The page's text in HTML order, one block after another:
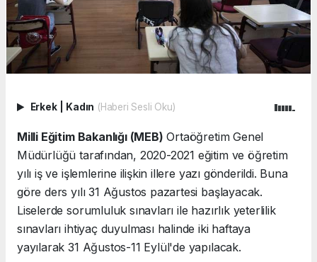
Erkek Kadın (Haberi Sesli Oku)
Milli Eğitim Bakanlığı (MEB) Ortaöğretim Genel
Müdürlüğü tarafından, 2020-2021 eğitim ve öğretim
yılı iş ve işlemlerine ilişkin illere yazı gönderildi. Buna
göre ders yılı 31 Ağustos pazartesi başlayacak.
Liselerde sorumluluk sınavları ile hazırlık yeterlilik
sınavları ihtiyaç duyulması halinde iki haftaya
yayılarak 31 Ağustos-11 Eylül'de yapılacak.